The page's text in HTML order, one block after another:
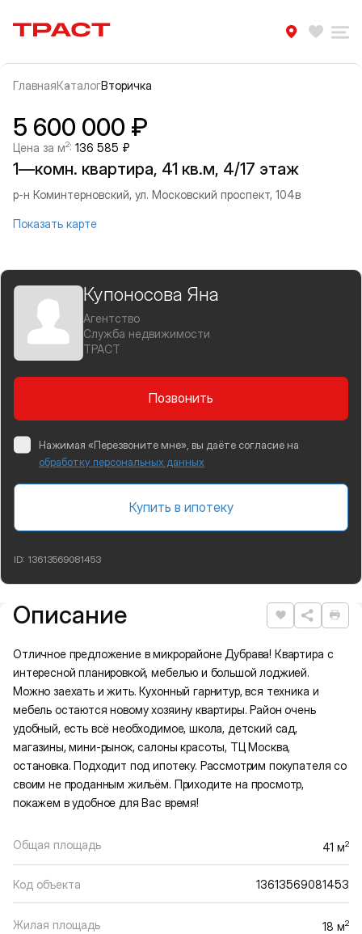
Траст | Служба недвижимости
ГлавнаяКаталогВторичка
Информация об объекте
Галерея
5 600 000 ₽
Цена за м2: 136 585 ₽
1—комн. квартира, 41 кв.м, 4/17 этаж
р-н Коминтерновский, ул. Московский проспект, 104в
Показать карте
Купоносова Яна
Агентство
Служба недвижимости
ТРАСТ
Позвонить
Нажимая «Перезвоните мне», вы даёте согласие на
обработку персональных данных
Купить в ипотеку
ID: 13613569081453
Подробная информация
Описание Нравится
Отличное предложение в микрорайоне Дубрава! Квартира с
интересной планировкой, мебелью и большой лоджией.
Можно заехать и жить. Кухонный гарнитур, вся техника и
мебель остаются новому хозяину квартиры. Район очень
удобный, есть всё необходимое, школа, детский сад,
магазины, мини-рынок, салоны красоты, ТЦ Москва,
остановка. Подходит под ипотеку. Рассмотрим покупателя со
своим не проданным жильём. Приходите на просмотр,
покажем в удобное для Вас время!
Общая площадь 41 м2
Код объекта 13613569081453
Жилая площадь 18 м2